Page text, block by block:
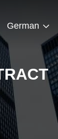
German